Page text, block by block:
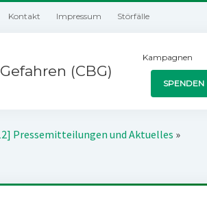
Kontakt Impressum Störfälle
(CBG)
Kampagnen
SPENDEN
Pressemitteilungen und Aktuelles »